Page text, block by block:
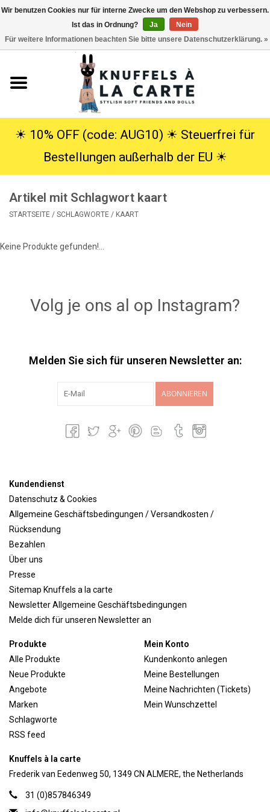
Kuscheltiere
SALE
Lookbooks
☀︎ 10% OFF (code: AUG10) ☀︎ Steuerfrei für
Bestellungen außerhalb der EU ☀︎
Artikel mit Schlagwort kaart
STARTSEITE / SCHLAGWORTE / KAART
Keine Produkte gefunden!...
Volg je ons al op Instagram?
Melden Sie sich für unseren Newsletter an:
ABONNIEREN
Kundendienst
Datenschutz & Cookies
Allgemeine Geschäftsbedingungen / Versandkosten /
Rücksendung
Bezahlen
Über uns
Presse
Sitemap Knuffels a la carte
Newsletter Allgemeine Geschäftsbedingungen
Melde dich für unseren Newsletter an
Produkte
Alle Produkte
Neue Produkte
Angebote
Marken
Schlagworte
RSS feed
Mein Konto
Kundenkonto anlegen
Meine Bestellungen
Meine Nachrichten (Tickets)
Mein Wunschzettel
Knuffels à la carte
Frederik van Eedenweg 50, 1349 CN ALMERE, the Netherlands
31 (0)857846349
Wir benutzen Cookies nur für interne Zwecke um den Webshop zu verbessern.
Ist das in Ordnung?
Ja
Nein
Für weitere Informationen beachten Sie bitte unsere Datenschutzerklärung. »